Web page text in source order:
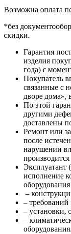
Возможна оплата
*без
скидки.
Гарантия
изделия
года) с
Покупатель
связанные с
дворе дома»,
По этой
другими
доставлены
Ремонт или
после
нарушении
производится
Эксплуатант
исполнение
–
–
– установки,
–
оборудования.